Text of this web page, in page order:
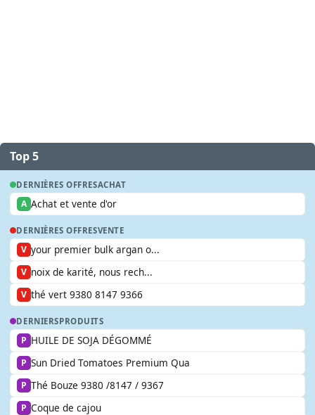
Top 5
DERNIÈRES OFFRESACHAT
A Achat et vente d'or
DERNIÈRES OFFRESVENTE
V your premier bulk argan o...
V noix de karité, nous rech...
V thé vert 9380 8147 9366
DERNIERSPRODUITS
P HUILE DE SOJA DÉGOMMÉ
P Sun Dried Tomatoes Premium Qua
P Thé Bouze 9380 /8147 / 9367
P Coque de cajou